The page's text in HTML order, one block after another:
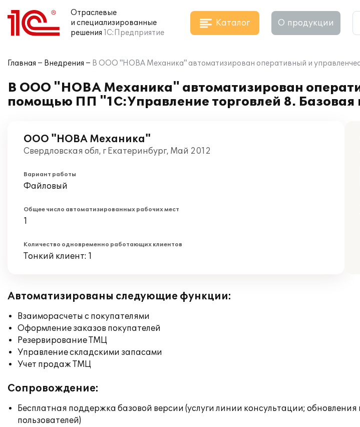
Отраслевые
и специализированные
решения 1С:Предприятие
Каталог О продукции
Главная Внедрения В ООО "НОВА Механика" автоматизирован оперативный и
В ООО "НОВА Механика" автоматизирован
помощью ПП "1С:Управление торговлей 8. Базовая
ООО "НОВА Механика"
Свердловская обл, г Екатеринбург, Май 2012
Вариант работы
Файловый
Общее число автоматизированных рабочих мест
1
Количество одновременно работающих клиентов
Тонкий клиент: 1
Автоматизированы следующие функции:
Взаиморасчеты с покупателями
Оформление заказов покупателей
Резервирование ТМЦ
Управление складскими запасами
Учет продаж ТМЦ
Сопровождение:
Бесплатная поддержка базовой версии (услуги линии консультации;
пользователей)